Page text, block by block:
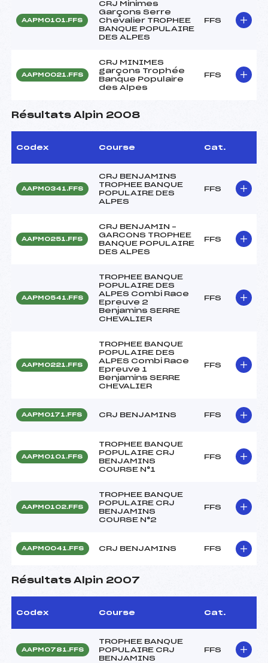
AAPM0101.FFS
CRJ Minimes
Garçons Serre
Chevalier TROPHEE
BANQUE POPULAIRE
DES ALPES
FFS
AAPM0021.FFS
CRJ MINIMES
garçons Trophée
Banque Populaire
des Alpes
FFS
Résultats Alpin 2008
Codex Course Cat.
AAPM0341.FFS
CRJ BENJAMINS
TROPHEE BANQUE
POPULAIRE DES
ALPES
FFS
AAPM0251.FFS
CRJ BENJAMIN –
GARCONS TROPHEE
BANQUE POPULAIRE
DES ALPES
FFS
AAPM0541.FFS
TROPHEE BANQUE
POPULAIRE DES
ALPES Combi Race
Epreuve 2
Benjamins SERRE
CHEVALIER
FFS
AAPM0221.FFS
TROPHEE BANQUE
POPULAIRE DES
ALPES Combi Race
Epreuve 1
Benjamins SERRE
CHEVALIER
FFS
AAPM0171.FFS CRJ BENJAMINS FFS
AAPM0101.FFS
TROPHEE BANQUE
POPULAIRE CRJ
BENJAMINS
COURSE N°1
FFS
AAPM0102.FFS
TROPHEE BANQUE
POPULAIRE CRJ
BENJAMINS
COURSE N°2
FFS
AAPM0041.FFS CRJ BENJAMINS FFS
Résultats Alpin 2007
Codex Course Cat.
AAPM0781.FFS
TROPHEE BANQUE
POPULAIRE CRJ
BENJAMINS
FFS